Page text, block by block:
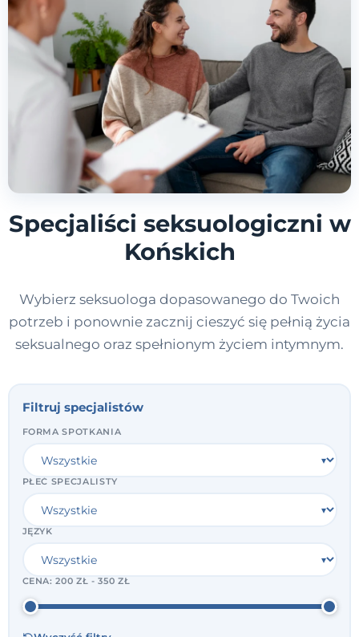
Specjaliści seksuologiczni w
Końskich
Wybierz seksuologa dopasowanego do Twoich
potrzeb i ponownie zacznij cieszyć się pełnią życia
seksualnego oraz spełnionym życiem intymnym.
Filtruj specjalistów
FORMA SPOTKANIA
PŁEĆ SPECJALISTY
JĘZYK
CENA:200 ZŁ - 350 ZŁ